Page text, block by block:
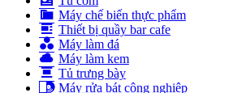
Máy chế biến thực phẩm
Thiết bị quầy bar cafe
Máy làm đá
Máy làm kem
Tủ trưng bày
Máy rửa bát công nghiệp